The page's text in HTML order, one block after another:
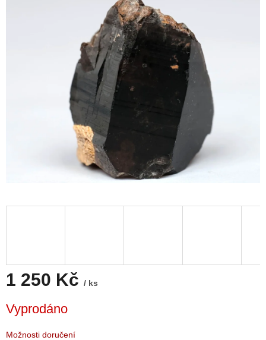
1 250 Kč / ks
cena:
Vyprodáno
Možnosti doručení